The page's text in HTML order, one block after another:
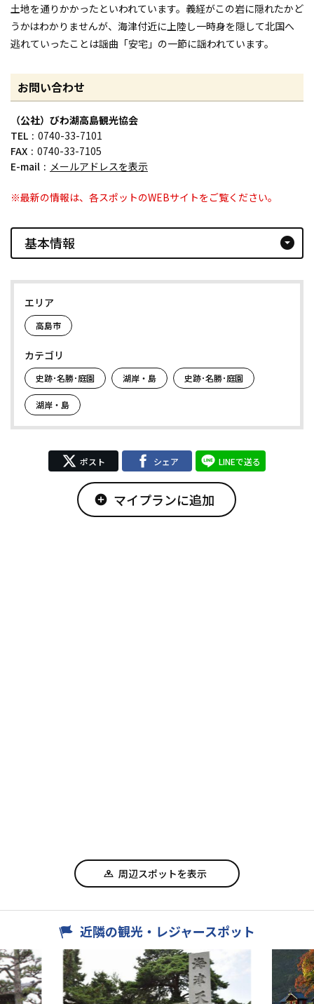
土地を通りかかったといわれています。義経がこの岩に隠れたかど
うかはわかりませんが、海津付近に上陸し一時身を隠して北国へ
逃れていったことは謡曲「安宅」の一節に謡われています。
お問い合わせ
（公社）びわ湖高島観光協会
TEL
0740-33-7101
FAX
0740-33-7105
E-mail
メールアドレスを表示
※最新の情報は、各スポットのWEBサイトをご覧ください。
基本情報 arrow_drop_down_circle
エリア
高島市
カテゴリ
史跡･名勝･庭園 湖岸・島 史跡･名勝･庭園
湖岸・島
ポスト シェア LINEで送る
add_circle マイプランに追加
周辺スポットを表示
近隣の観光・レジャースポット